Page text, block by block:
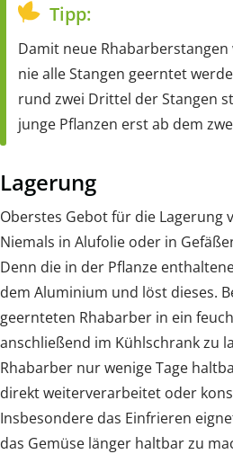
Tipp:
Damit neue
nie alle Stangen geerntet
rund zwei Drittel der Stangen
junge Pflanzen erst ab dem
Lagerung
Oberstes Gebot für die Lagerung
Niemals in Alufolie oder in
Denn die in der Pflanze
dem Aluminium und löst dieses.
geernteten Rhabarber in ein
anschließend im Kühlschrank zu
Rhabarber nur wenige Tage
direkt weiterverarbeitet oder
Insbesondere das Einfrieren
das Gemüse länger haltbar zu